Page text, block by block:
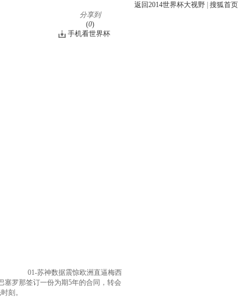
返回2014世界杯大视野 搜狐首页
分享到
(0)
手机看世界杯
01-苏神数据震惊欧洲直逼梅西
塞罗那签订一份为期5年的合同，转会
刻。